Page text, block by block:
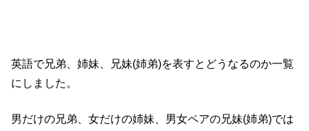
英語で兄弟、姉妹、兄妹(姉弟)を表すとどうなるのか一覧
にしました。
男だけの兄弟、女だけの姉妹、男女ペアの兄妹(姉弟)では